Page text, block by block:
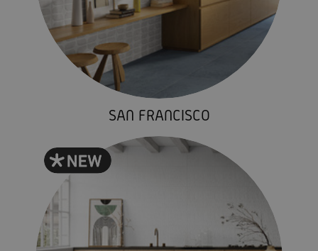
SAN FRANCISCO